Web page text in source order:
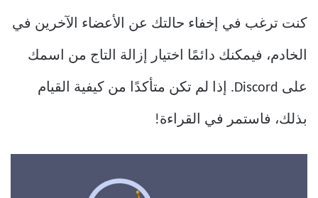
كنت ترغب في إخفاء حالتك عن الأعضاء الآخرين في
الخادم، فيمكنك دائمًا اختيار إزالة التاج من اسمك
على Discord. إذا لم تكن متأكدًا من كيفية القيام
بذلك، فاستمر في القراءة!